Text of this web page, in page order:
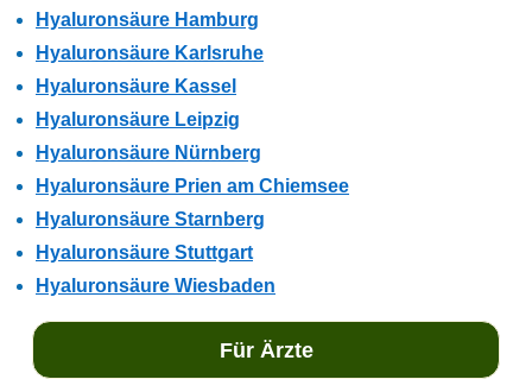
Hyaluronsäure Hamburg
Hyaluronsäure Karlsruhe
Hyaluronsäure Kassel
Hyaluronsäure Leipzig
Hyaluronsäure Nürnberg
Hyaluronsäure Prien am Chiemsee
Hyaluronsäure Starnberg
Hyaluronsäure Stuttgart
Hyaluronsäure Wiesbaden
Für Ärzte